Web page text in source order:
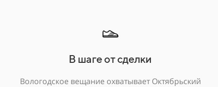
В шаге от сделки
Вологодское вещание охватывает Октябрьский